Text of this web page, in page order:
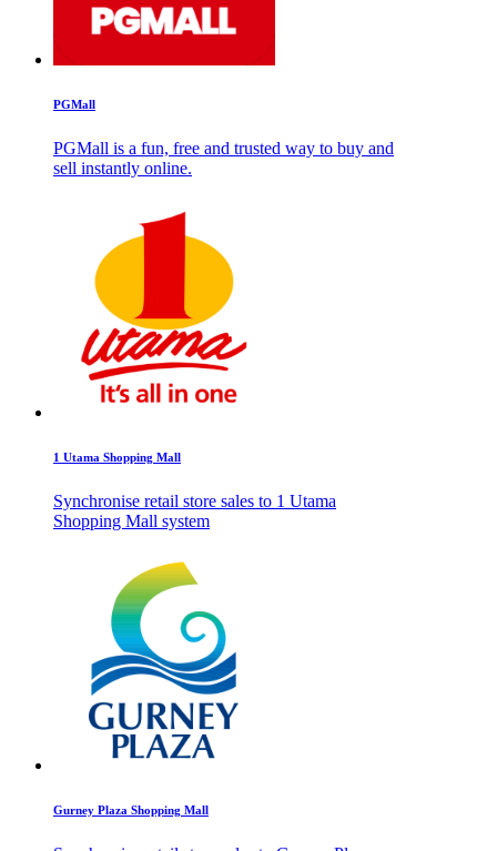
PGMall
PGMall is a fun, free and trusted way to buy and
sell instantly online.
1 Utama Shopping Mall
Synchronise retail store sales to 1 Utama
Shopping Mall system
Gurney Plaza Shopping Mall